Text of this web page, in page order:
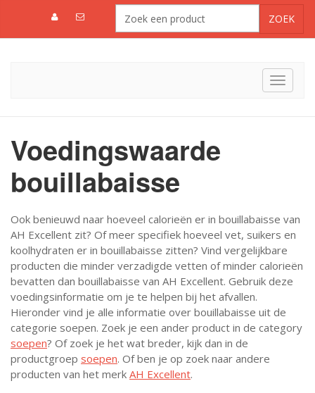
Toggle
Voedingswaarde
bouillabaisse
Ook benieuwd naar hoeveel calorieën er in bouillabaisse van
AH Excellent zit? Of meer specifiek hoeveel vet, suikers en
koolhydraten er in bouillabaisse zitten? Vind vergelijkbare
producten die minder verzadigde vetten of minder calorieën
bevatten dan bouillabaisse van AH Excellent. Gebruik deze
voedingsinformatie om je te helpen bij het afvallen.
Hieronder vind je alle informatie over bouillabaisse uit de
categorie soepen. Zoek je een ander product in de category
soepen? Of zoek je het wat breder, kijk dan in de
productgroep soepen. Of ben je op zoek naar andere
producten van het merk AH Excellent.